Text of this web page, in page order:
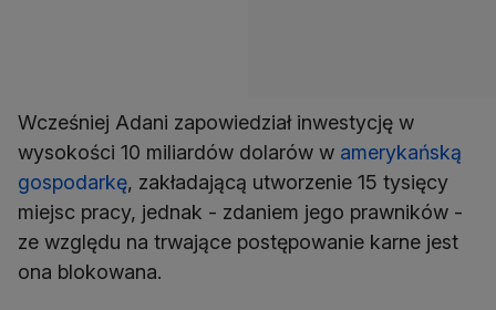
Wcześniej Adani zapowiedział inwestycję w
wysokości 10 miliardów dolarów w amerykańską
gospodarkę, zakładającą utworzenie 15 tysięcy
miejsc pracy, jednak - zdaniem jego prawników -
ze względu na trwające postępowanie karne jest
ona blokowana.